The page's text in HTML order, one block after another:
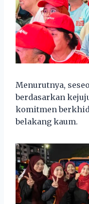
Menurutnya,
berdasarkan
komitmen
belakang kaum.